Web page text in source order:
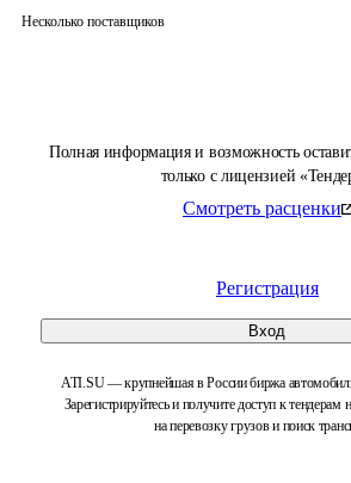
Полная информация и возможность
только с лицензией
Смотреть расценки
Регистрация
Вход
ATI.SU — крупнейшая в России биржа
Зарегистрируйтесь и получите доступ к тендерам
на перевозку грузов и поиск
Несколько поставщиков